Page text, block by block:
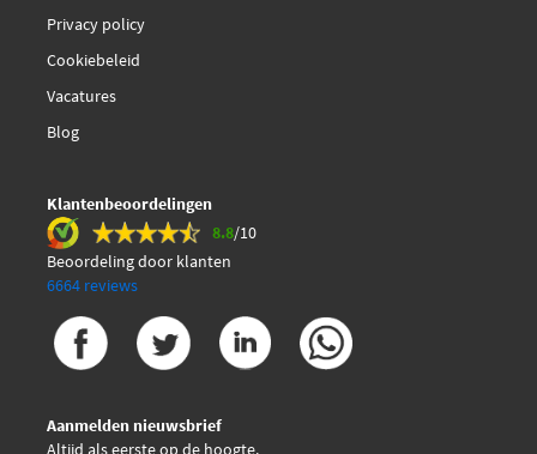
Privacy policy
Cookiebeleid
Vacatures
Blog
Klantenbeoordelingen
8.8/10
Beoordeling door klanten
6664 reviews
Aanmelden nieuwsbrief
Altijd als eerste op de hoogte.